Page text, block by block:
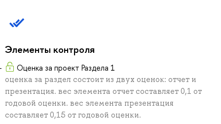
Элементы контроля
Оценка за проект Раздела 1
оценка за раздел состоит из двух оценок: отчет и
презентация. вес элемента отчет составляет 0,1 от
годовой оценки. вес элемента презентация
составляет 0,15 от годовой оценки.